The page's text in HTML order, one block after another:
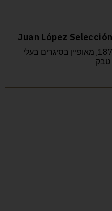
המותג חואן לופז, שנוסד בשנת 1870, מאופיין בסיגרים בעלי
טבק